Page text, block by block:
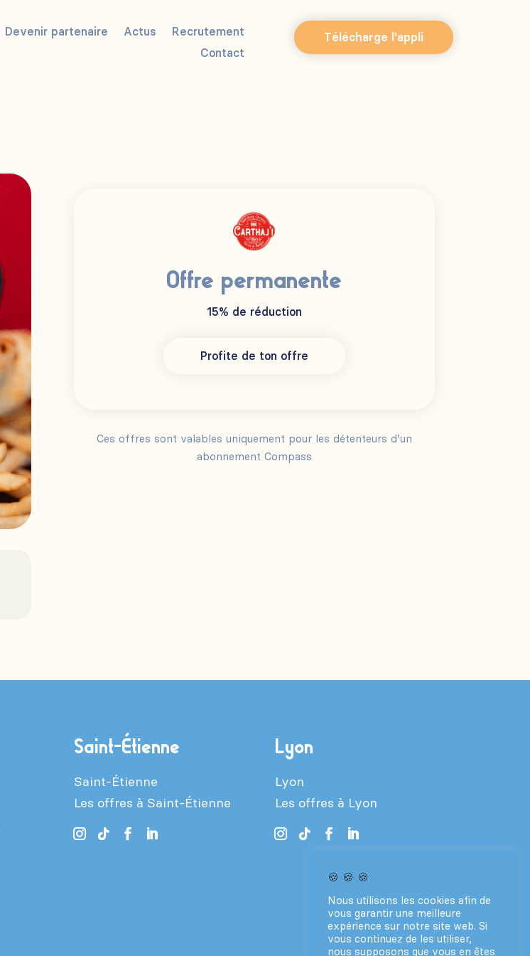
Devenir partenaire Actus
Recrutement
Contact
Télécharge l'appli
Offre permanente
15% de réduction
Profite de ton offre
Ces offres sont valables uniquement pour les détenteurs d’un
abonnement Compass
Saint-Étienne
Saint-Étienne
Les offres à Saint-Étienne
Lyon
Lyon
Les offres à Lyon
🍪 🍪 🍪
Nous utilisons les cookies afin de
vous garantir une meilleure
expérience sur notre site web. Si
vous continuez de les utiliser,
nous supposons que vous en êtes